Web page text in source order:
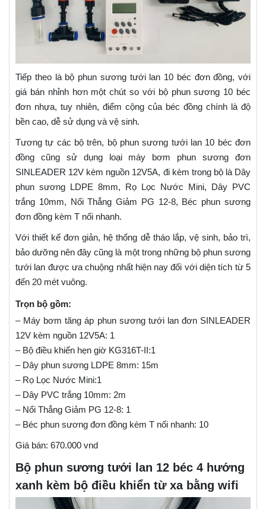
Tiếp theo là bộ phun sương tưới lan 10 béc đơn đồng, với
giá bán nhỉnh hơn một chút so với bộ phun sương 10 béc
đơn nhựa, tuy nhiên, điểm cộng của béc đồng chính là độ
bền cao, dễ sử dụng và vệ sinh.
Tương tự các bộ trên, bộ phun sương tưới lan 10 béc đơn
đồng cũng sử dụng loại máy bơm phun sương đơn
SINLEADER 12V kèm nguồn 12V5A, đi kèm trong bộ là Dây
phun sương LDPE 8mm, Rọ Lọc Nước Mini, Dây PVC
trắng 10mm, Nối Thẳng Giảm PG 12-8, Béc phun sương
đơn đồng kèm T nối nhanh.
Với thiết kế đơn giản, hệ thống dễ tháo lắp, vệ sinh, bảo trì,
bảo dưỡng nên đây cũng là một trong những bộ phun sương
tưới lan được ưa chuộng nhất hiện nay đối với diện tích từ 5
đến 20 mét vuông.
Trọn bộ gồm:
– Máy bơm tăng áp phun sương tưới lan đơn SINLEADER
12V kèm nguồn 12V5A: 1
– Bộ điều khiển hẹn giờ KG316T-II:1
– Dây phun sương LDPE 8mm: 15m
– Rọ Lọc Nước Mini:1
– Dây PVC trắng 10mm: 2m
– Nối Thẳng Giảm PG 12-8: 1
– Béc phun sương đơn đồng kèm T nối nhanh: 10
Giá bán: 670.000 vnd
Bộ phun sương tưới lan 12 béc 4 hướng
xanh kèm bộ điều khiển từ xa bằng wifi